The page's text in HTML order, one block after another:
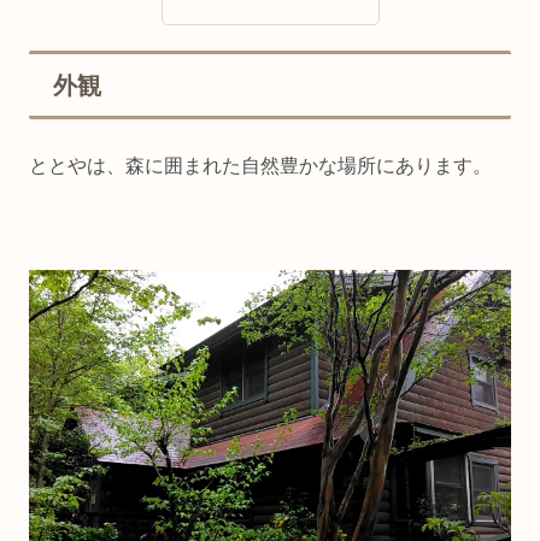
外観
ととやは、森に囲まれた自然豊かな場所にあります。